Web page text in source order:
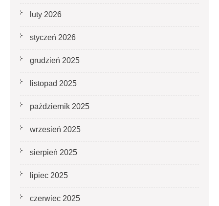
luty 2026
styczeń 2026
grudzień 2025
listopad 2025
październik 2025
wrzesień 2025
sierpień 2025
lipiec 2025
czerwiec 2025